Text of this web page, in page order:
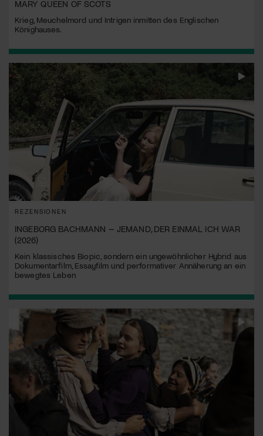
MARY QUEEN OF SCOTS
Krieg, Meuchelmord und Intrigen inmitten des Englischen
Könighauses.
REZENSIONEN
INGEBORG BACHMANN – JEMAND, DER EINMAL ICH WAR
(2026)
Kein klassisches Biopic, sondern ein ungewöhnlicher Hybrid aus
Dokumentarfilm, Essayfilm und performativer Annäherung an ein
bewegtes Leben